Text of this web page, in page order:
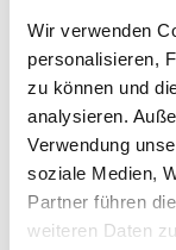
Wir verwenden
personalisieren,
zu können und
analysieren.
Verwendung
soziale Medien,
Partner führen
weiteren Daten
vorgestellt. Ist
nicht. Wie
Schwächen,
Die Parameter
und die
äußerst
wichtigsten